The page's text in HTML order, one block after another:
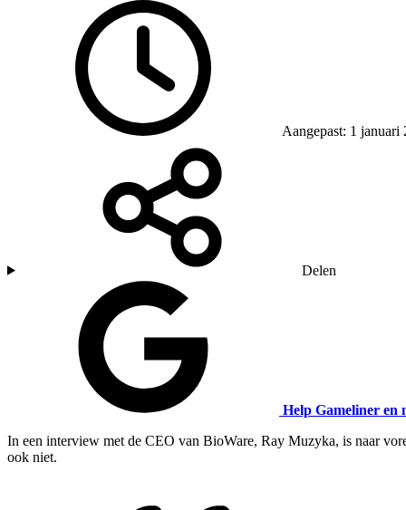
Aangepast: 1 januari
Delen
Help Gameliner en
In een interview met de CEO van BioWare, Ray Muzyka, is naar
ook niet.